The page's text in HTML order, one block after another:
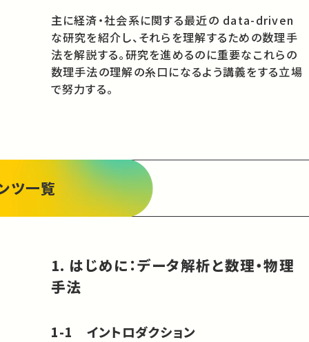
主に経済・社会系に関する最近の data-driven
な研究を紹介し、それらを理解するための数理手
法を解説する。研究を進めるのに重要なこれらの
数理手法の理解の糸口になるよう講義をする立場
で努力する。
ツ一覧
1. はじめに：データ解析と数理・物理
手法
1-1 イントロダクション